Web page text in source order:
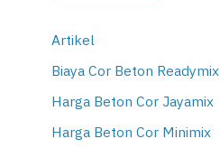
Artikel
Biaya Cor Beton Readymix
Harga Beton Cor Jayamix
Harga Beton Cor Minimix